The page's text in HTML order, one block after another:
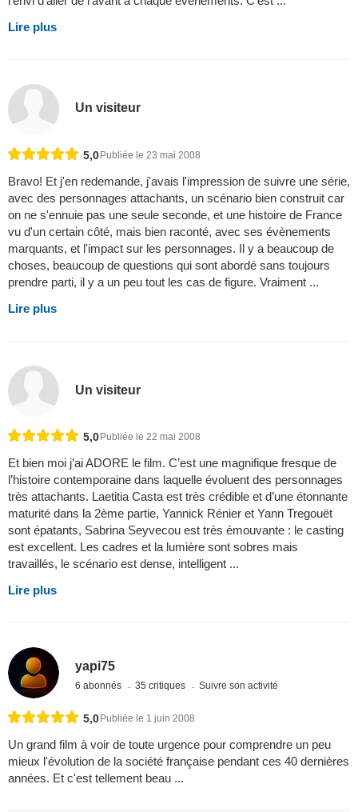
Lire plus
Un visiteur
5,0 Publiée le 23 mai 2008
Bravo! Et j'en redemande, j'avais l'impression de suivre une série,
avec des personnages attachants, un scénario bien construit car
on ne s'ennuie pas une seule seconde, et une histoire de France
vu d'un certain côté, mais bien raconté, avec ses évènements
marquants, et l'impact sur les personnages. Il y a beaucoup de
choses, beaucoup de questions qui sont abordé sans toujours
prendre parti, il y a un peu tout les cas de figure. Vraiment ...
Lire plus
Un visiteur
5,0 Publiée le 22 mai 2008
Et bien moi j’ai ADORE le film. C’est une magnifique fresque de
l’histoire contemporaine dans laquelle évoluent des personnages
très attachants. Laetitia Casta est très crédible et d’une étonnante
maturité dans la 2ème partie, Yannick Rénier et Yann Tregouët
sont épatants, Sabrina Seyvecou est très émouvante : le casting
est excellent. Les cadres et la lumière sont sobres mais
travaillés, le scénario est dense, intelligent ...
Lire plus
yapi75
6 abonnés 35 critiques Suivre son activité
5,0 Publiée le 1 juin 2008
Un grand film à voir de toute urgence pour comprendre un peu
mieux l'évolution de la société française pendant ces 40 dernières
années. Et c'est tellement beau ...